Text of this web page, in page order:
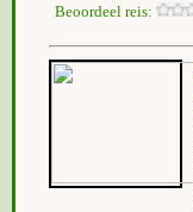
Beoordeel reis: